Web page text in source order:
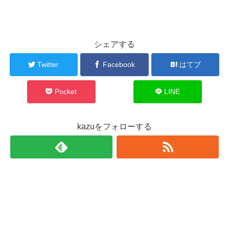
シェアする
Twitter Facebook はてブ
Pocket LINE
kazuをフォローする